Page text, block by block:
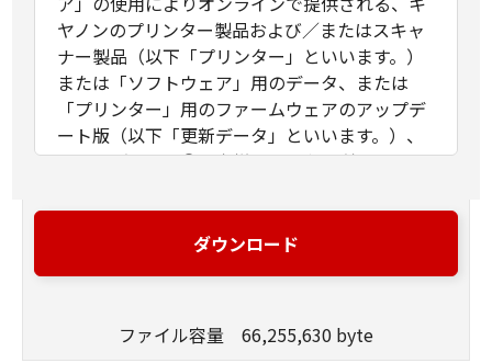
ヤノンのプリンター製品および／またはスキャ
ナー製品（以下「プリンター」といいます。）
または「ソフトウェア」用のデータ、または
「プリンター」用のファームウェアのアップデ
ート版（以下「更新データ」といいます。）、
および／または③お客様による印刷利用のため
ェア」の使用によりオンラインで提供される
「ソフトウェア」以外の文字テキスト、画像、
結される法的な契約です。「ソフトウェア」、
ダウンロード
ファイル容量 66,255,630 byte